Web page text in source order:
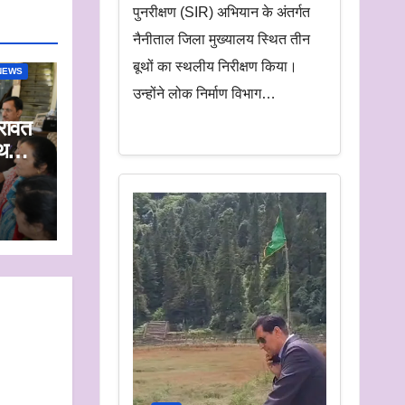
पुनरीक्षण (SIR) अभियान के अंतर्गत
नैनीताल जिला मुख्यालय स्थित तीन
बूथों का स्थलीय निरीक्षण किया।
उन्होंने लोक निर्माण विभाग…